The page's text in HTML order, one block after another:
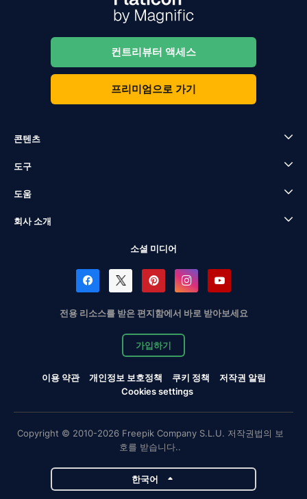
컨트리뷰터 액세스
프리미엄으로 가기
콘텐츠
도구
도움
회사 소개
소셜 미디어
전용 리소스를 받은 편지함에서 바로 받아보세요
가입하기
이용 약관 개인정보 보호정책 쿠키 정책
저작권 알림
Cookies settings
Copyright © 2010-2026 Freepik Company S.L.U. 저작권법의 보
호를 받습니다..
한국어